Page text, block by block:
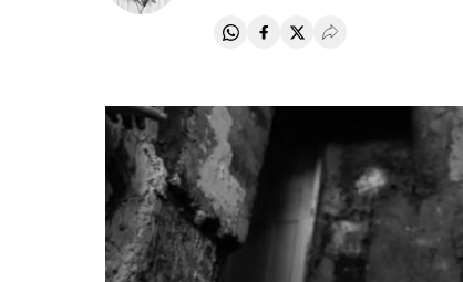
Compartir en Whatsapp
Compartir en Facebook
Compartir en Twitter
Desplegar Redes